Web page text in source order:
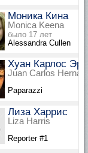
Моника Кина
Monica Keena
было 17 лет
Alessandra Cullen
Хуан Карлос
Juan Carlos
Paparazzi
Лиза Харрис
Liza Harris
Reporter #1